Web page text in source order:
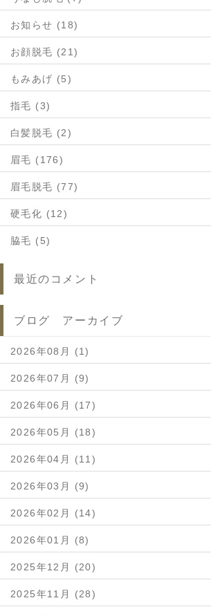
お知らせ (18)
お顔脱毛 (21)
もみあげ (5)
指毛 (3)
白髪脱毛 (2)
眉毛 (176)
眉毛脱毛 (77)
硬毛化 (12)
脇毛 (5)
最近のコメント
ブログ アーカイブ
2026年08月 (1)
2026年07月 (9)
2026年06月 (17)
2026年05月 (18)
2026年04月 (11)
2026年03月 (9)
2026年02月 (14)
2026年01月 (8)
2025年12月 (20)
2025年11月 (28)